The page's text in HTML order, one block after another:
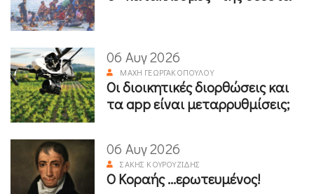
06 Αυγ 2026
ΜΆΧΗ ΓΕΩΡΓΑΚΟΠΟΎΛΟΥ
Οι διοικητικές διορθώσεις και
τα app είναι μεταρρυθμίσεις;
06 Αυγ 2026
ΣΆΚΗΣ ΚΟΥΡΟΥΖΊΔΗΣ
Ο Κοραής ...ερωτευμένος!